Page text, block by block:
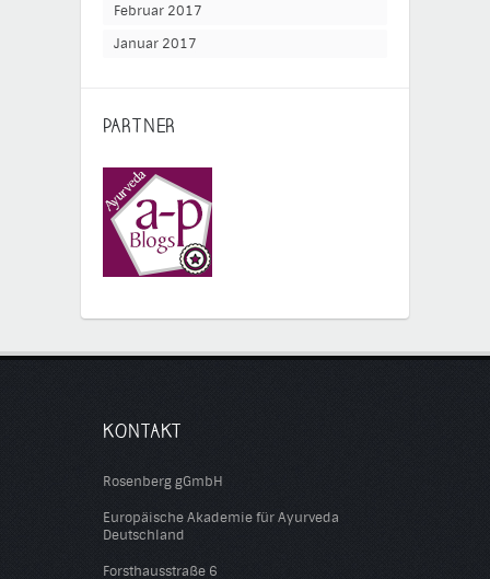
Februar 2017
Januar 2017
PARTNER
KONTAKT
Rosenberg gGmbH
Europäische Akademie für Ayurveda
Deutschland
Forsthausstraße 6